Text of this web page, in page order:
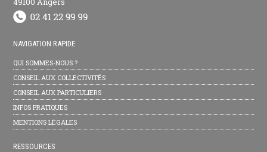
NAVIGATION RAPIDE
QUI SOMMES-NOUS ?
CONSEIL AUX COLLECTIVITÉS
CONSEIL AUX PARTICULIERS
INFOS PRATIQUES
MENTIONS LÉGALES
RESSOURCES